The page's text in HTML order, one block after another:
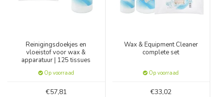
Reinigingsdoekjes en
vloeistof voor wax &
apparatuur | 125 tissues
Op voorraad
€57,81
Wax & Equipment Cleaner
complete set
Op voorraad
€33,02